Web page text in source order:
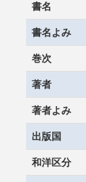
書名
書名よみ
巻次
著者
著者よみ
出版国
和洋区分